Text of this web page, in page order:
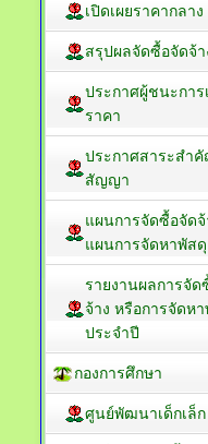
เปิดเผยราคากลาง
สรุปผลจัดซื้อจัดจ้า
ประกาศผู้ชนะการ
ราคา
ประกาศสาระสำ
สัญญา
แผนการจัดซื้อจัดจ้
แผนการจัดหาพัสดุ
รายงานผลการจัด
จ้าง หรือการจัดห
ประจำปี
กองการศึกษา
ศูนย์พัฒนาเด็กเล็ก